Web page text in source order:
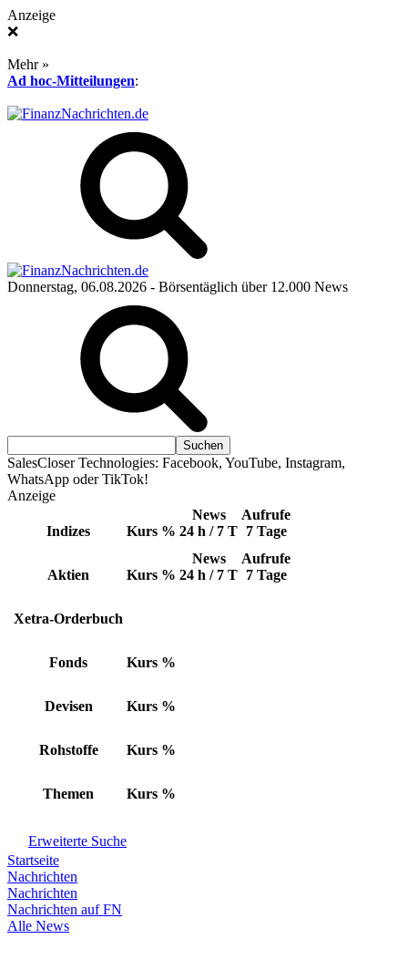
Anzeige
❌
Mehr »
Ad hoc-Mitteilungen:
Donnerstag, 06.08.2026 - Börsentäglich über 12.000 News
SalesCloser Technologies: Facebook, YouTube, Instagram,
WhatsApp oder TikTok!
Anzeige
Indizes Kurs %
News
24 h / 7 T
Aufrufe
7 Tage
Aktien Kurs %
News
24 h / 7 T
Aufrufe
7 Tage
Xetra-Orderbuch
Fonds Kurs %
Devisen Kurs %
Rohstoffe Kurs %
Themen Kurs %
Erweiterte Suche
Startseite
Nachrichten
Nachrichten
Nachrichten auf FN
Alle News